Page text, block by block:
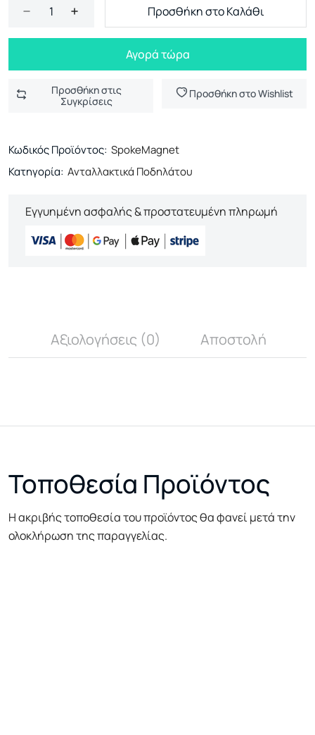
Προσθήκη στο Καλάθι
Αγορά τώρα
Προσθήκη στις
Συγκρίσεις
Προσθήκη στο Wishlist
Κωδικός Προϊόντος: SpokeMagnet
Κατηγορία: Ανταλλακτικά Ποδηλάτου
Εγγυημένη ασφαλής & προστατευμένη πληρωμή
Αξιολογήσεις (0) Αποστολή
Τοποθεσία Προϊόντος
Η ακριβής τοποθεσία του προϊόντος θα φανεί μετά την
ολοκλήρωση της παραγγελίας.